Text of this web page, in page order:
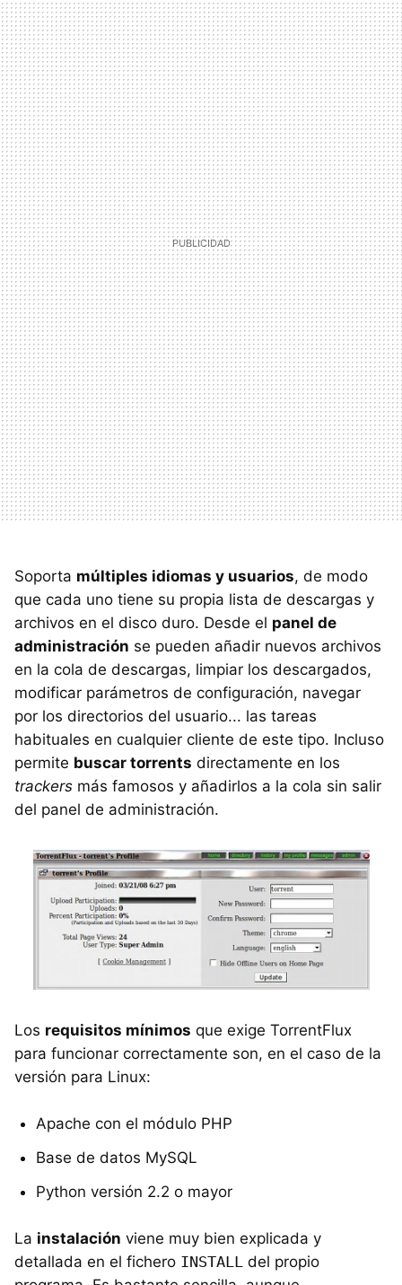
Soporta múltiples idiomas y usuarios, de modo
que cada uno tiene su propia lista de descargas y
archivos en el disco duro. Desde el panel de
administración se pueden añadir nuevos archivos
en la cola de descargas, limpiar los descargados,
modificar parámetros de configuración, navegar
por los directorios del usuario... las tareas
habituales en cualquier cliente de este tipo. Incluso
permite buscar torrents directamente en los
trackers más famosos y añadirlos a la cola sin salir
del panel de administración.
Los requisitos mínimos que exige TorrentFlux
para funcionar correctamente son, en el caso de la
versión para Linux:
Apache con el módulo PHP
Base de datos MySQL
Python versión 2.2 o mayor
La instalación viene muy bien explicada y
detallada en el fichero INSTALL del propio